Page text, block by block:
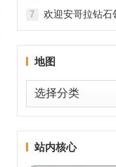
和国加入，印
员会与迪拜多种
7
欢迎安哥拉钻石
地图
地
图
站内核心